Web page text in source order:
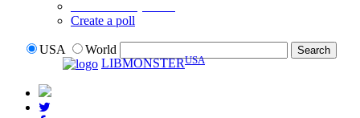
Create a poll
USA
World
LIBMONSTERUSA